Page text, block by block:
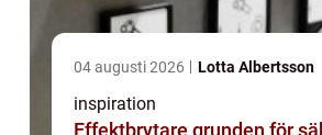
04 augusti 2026 Lotta Albertsson
inspiration
Effektbrytare grunden för säker och